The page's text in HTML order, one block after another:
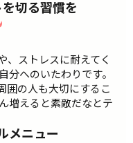
切る習慣を
、ストレスに耐えてく
分へのいたわりです。
囲の人も大切にするこ
増えると素敵だなとテ
メニュー